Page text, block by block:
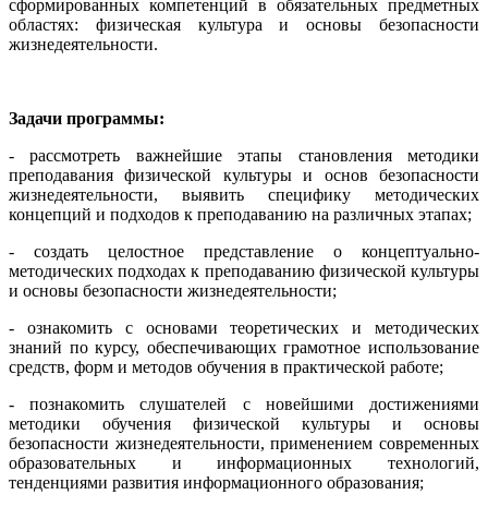
сформированных компетенций в обязательных предметных
областях: физическая культура и основы безопасности
жизнедеятельности.
Задачи программы:
- рассмотреть важнейшие этапы становления методики
преподавания физической культуры и основ безопасности
жизнедеятельности, выявить специфику методических
концепций и подходов к преподаванию на различных этапах;
- создать целостное представление о концептуально-
методических подходах к преподаванию физической культуры
и основы безопасности жизнедеятельности;
- ознакомить с основами теоретических и методических
знаний по курсу, обеспечивающих грамотное использование
средств, форм и методов обучения в практической работе;
- познакомить слушателей с новейшими достижениями
методики обучения физической культуры и основы
безопасности жизнедеятельности, применением современных
образовательных и информационных технологий,
тенденциями развития информационного образования;